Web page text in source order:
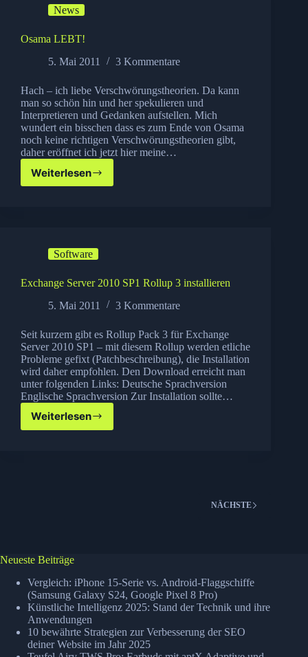
für
Songs
News
Osama LEBT!
5. Mai 2011
3 Kommentare
Hach – ich liebe Verschwörungstheorien. Da kann
man so schön hin und her spekulieren und
Interpretieren und Gedanken aufstellen. Mich
wundert ein bisschen dass es zum Ende von Osama
noch keine richtigen Verschwörungstheorien gibt,
daher eröffnet ich jetzt hier meine…
Weiterlesen
Osama
Software
Exchange Server 2010 SP1 Rollup 3 installieren
5. Mai 2011
3 Kommentare
Seit kurzem gibt es Rollup Pack 3 für Exchange
Server 2010 SP1 – mit diesem Rollup werden etliche
Probleme gefixt (Patchbeschreibung), die Installation
wird daher empfohlen. Den Download erreicht man
unter folgenden Links: Deutsche Sprachversion
Englische Sprachversion Zur Installation sollte…
Weiterlesen
Exchange
NÄCHSTE
Neueste Beiträge
Vergleich: iPhone 15-Serie vs. Android-Flaggschiffe
(Samsung Galaxy S24, Google Pixel 8 Pro)
Künstliche Intelligenz 2025: Stand der Technik und ihre
Anwendungen
10 bewährte Strategien zur Verbesserung der SEO
deiner Website im Jahr 2025